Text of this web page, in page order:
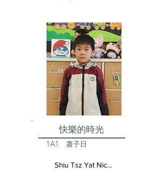
快樂的時光
1A1 蕭子日
Shiu Tsz Yat Nicolas